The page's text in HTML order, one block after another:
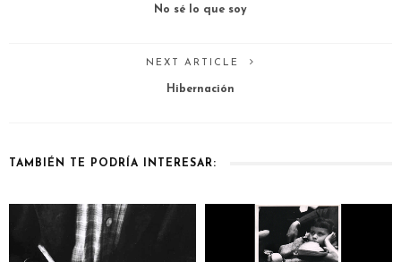
No sé lo que soy
NEXT ARTICLE
Hibernación
TAMBIÉN TE PODRÍA INTERESAR: